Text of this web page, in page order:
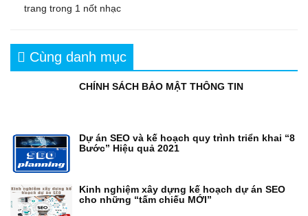
trang trong 1 nốt nhạc
Cùng danh mục
CHÍNH SÁCH BẢO MẬT THÔNG TIN
Dự án SEO và kế hoạch quy trình triển khai “8
Bước” Hiệu quả 2021
Kinh nghiệm xây dựng kế hoạch dự án SEO
cho những “tấm chiếu MỚI”